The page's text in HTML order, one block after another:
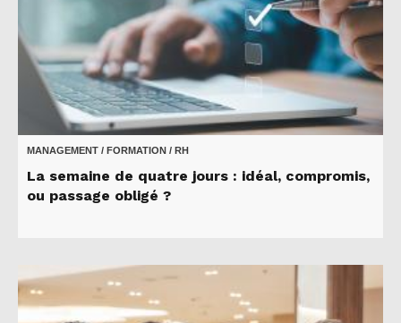
MANAGEMENT / FORMATION / RH
La semaine de quatre jours : idéal, compromis,
ou passage obligé ?